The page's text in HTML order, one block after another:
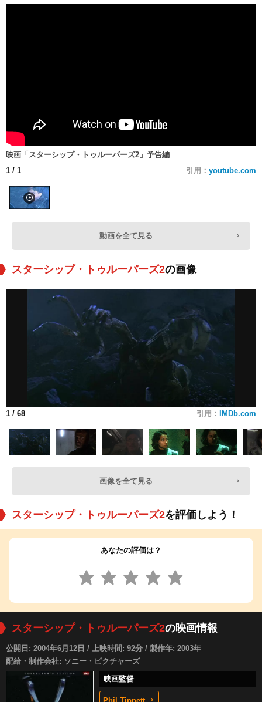
映画「スターシップ・トゥルーパーズ2」予告編
1 / 1 引用： youtube.com
動画を全て見る
スターシップ・トゥルーパーズ2の画像
1 / 68 引用： IMDb.com
画像を全て見る
スターシップ・トゥルーパーズ2を評価しよう！
あなたの評価は？
スターシップ・トゥルーパーズ2の映画情報
公開日: 2004年6月12日 / 上映時間: 92分 / 製作年: 2003年
配給・制作会社: ソニー・ピクチャーズ
映画監督